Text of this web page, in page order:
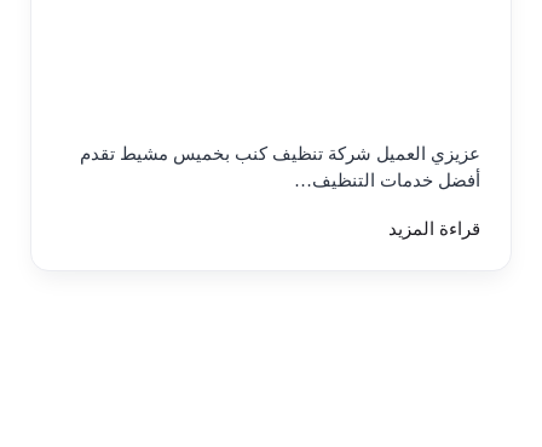
عزيزي العميل شركة تنظيف كنب بخميس مشيط تقدم
أفضل خدمات التنظيف…
قراءة المزيد